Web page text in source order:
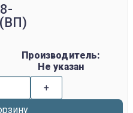
Производитель:
Не указан
+